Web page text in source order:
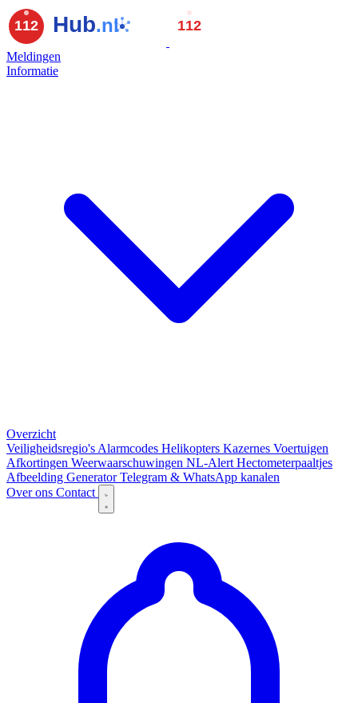
Meldingen
Informatie
Overzicht
Veiligheidsregio's Alarmcodes Helikopters Kazernes Voertuigen
Afkortingen Weerwaarschuwingen NL-Alert Hectometerpaaltjes
Afbeelding GeneratorTelegram & WhatsApp kanalen
Over ons Contact